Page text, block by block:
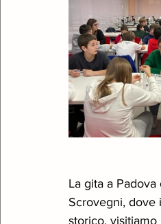
La gita a
Scrovegni, dove
storico,